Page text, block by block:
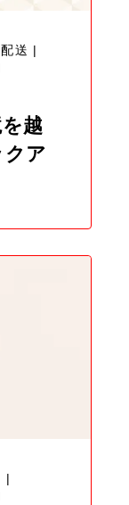
送 |
越
クア